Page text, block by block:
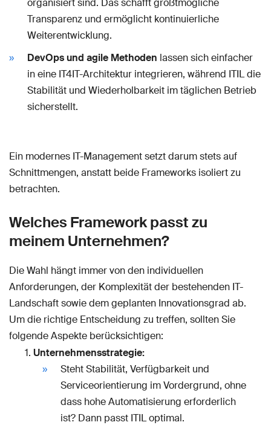
organisiert sind. Das schafft größtmögliche
Transparenz und ermöglicht kontinuierliche
Weiterentwicklung.
DevOps und agile Methoden lassen sich einfacher
in eine IT4IT-Architektur integrieren, während ITIL die
Stabilität und Wiederholbarkeit im täglichen Betrieb
sicherstellt.
Ein modernes IT-Management setzt darum stets auf
Schnittmengen, anstatt beide Frameworks isoliert zu
betrachten.
Welches Framework passt zu
meinem Unternehmen?
Die Wahl hängt immer von den individuellen
Anforderungen, der Komplexität der bestehenden IT-
Landschaft sowie dem geplanten Innovationsgrad ab.
Um die richtige Entscheidung zu treffen, sollten Sie
folgende Aspekte berücksichtigen:
Unternehmensstrategie:
Steht Stabilität, Verfügbarkeit und
Serviceorientierung im Vordergrund, ohne
dass hohe Automatisierung erforderlich
ist? Dann passt ITIL optimal.